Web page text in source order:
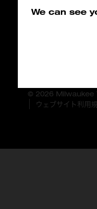
We can see
© 2026 Milwaukee
ウェブサイト利用